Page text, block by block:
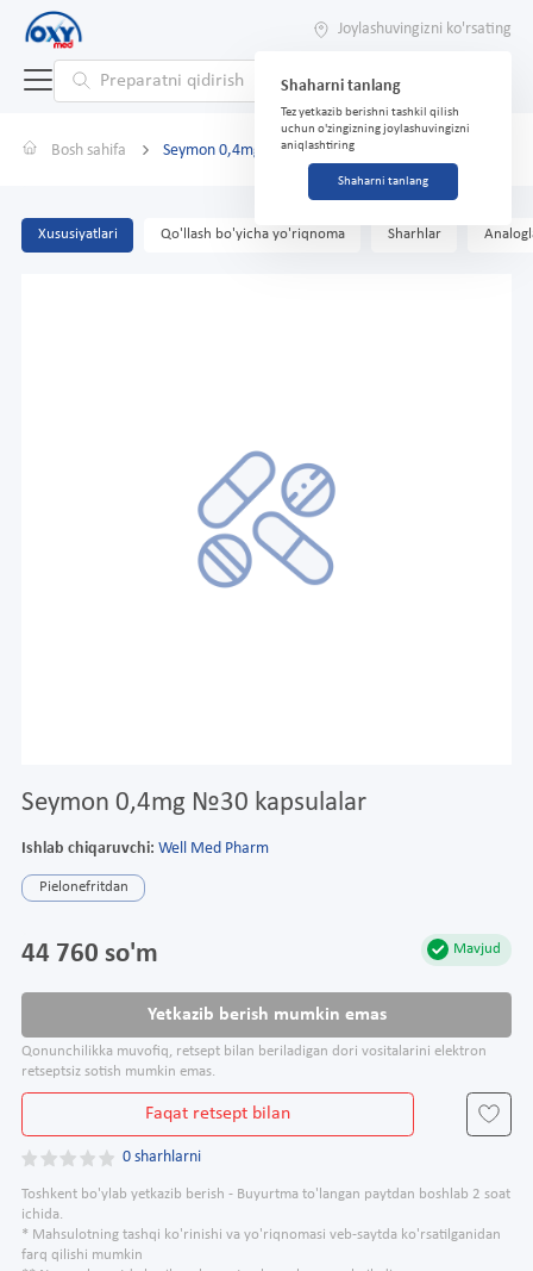
Joylashuvingizni ko'rsating
Shaharni tanlang
Tez yetkazib berishni tashkil qilish
uchun o'zingizning joylashuvingizni
aniqlashtiring
Shaharni tanlang
Bosh sahifa Seymon 0,4mg №30 kapsulalar
Xususiyatlari Qo'llash bo'yicha yo'riqnoma Sharhlar
Seymon 0,4mg №30 kapsulalar
Ishlab chiqaruvchi: Well Med Pharm
Pielonefritdan
Mavjud
44 760 so'm
Yetkazib berish mumkin emas
Qonunchilikka muvofiq, retsept bilan beriladigan dori vositalarini elektron
retseptsiz sotish mumkin emas.
Faqat retsept bilan
0 sharhlarni
Toshkent bo'ylab yetkazib berish - Buyurtma to'langan paytdan boshlab 2 soat
ichida.
* Mahsulotning tashqi ko'rinishi va yo'riqnomasi veb-saytda ko'rsatilganidan
farq qilishi mumkin